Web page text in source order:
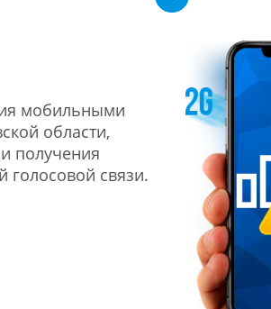
мобильными
области,
получения
голосовой связи.